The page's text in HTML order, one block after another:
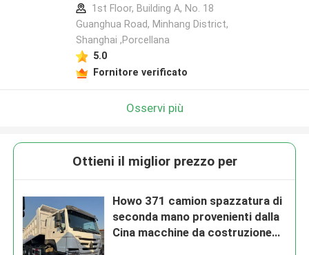
1st Floor, Building A, No. 18
Guanghua Road, Minhang District,
Shanghai ,Porcellana
5.0
Fornitore verificato
Osservi più
Ottieni il miglior prezzo per
Howo 371 camion spazzatura di
seconda mano provenienti dalla
Cina macchine da costruzione